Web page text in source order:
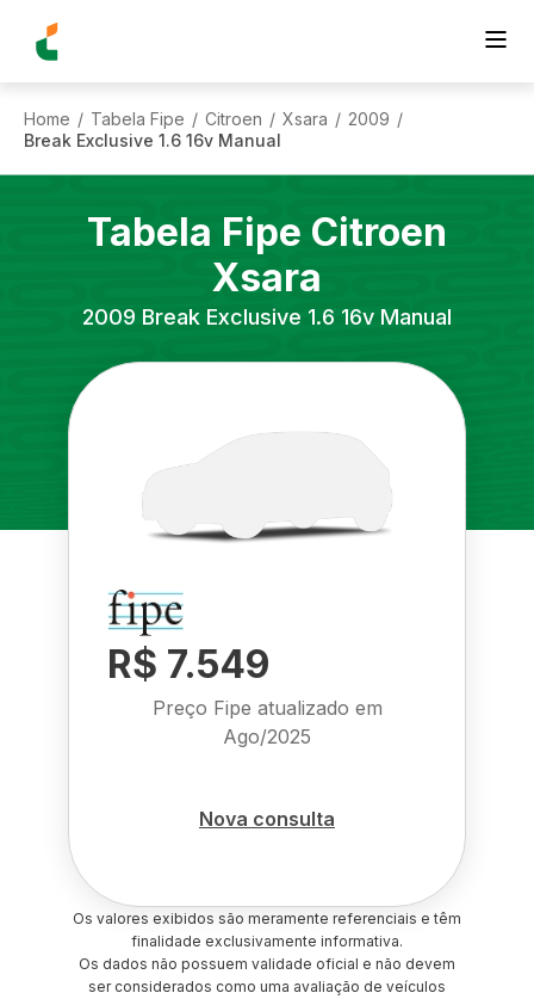
Home / Tabela Fipe / Citroen / Xsara / 2009 /
Break Exclusive 1.6 16v Manual
Tabela Fipe Citroen
Xsara
2009 Break Exclusive 1.6 16v Manual
R$ 7.549
Preço Fipe atualizado em
Ago/2025
Nova consulta
Os valores exibidos são meramente referenciais e têm
finalidade exclusivamente informativa.
Os dados não possuem validade oficial e não devem
ser considerados como uma avaliação de veículos